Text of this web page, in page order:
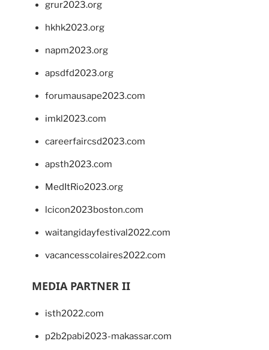
grur2023.org
hkhk2023.org
napm2023.org
apsdfd2023.org
forumausape2023.com
imkl2023.com
careerfaircsd2023.com
apsth2023.com
MedItRio2023.org
lcicon2023boston.com
waitangidayfestival2022.com
vacancesscolaires2022.com
MEDIA PARTNER II
isth2022.com
p2b2pabi2023-makassar.com